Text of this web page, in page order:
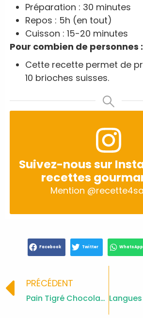
Préparation : 30 minutes
Repos : 5h (en tout)
Cuisson : 15-20 minutes
Pour combien de personnes :
Cette recette permet de
10 brioches suisses.
Suivez-nous sur
recettes
Mention
Facebook Twitter WhatsApp
Prev
PRÉCÉDENT
Pain Tigré Chocolat : Recette Gourmande